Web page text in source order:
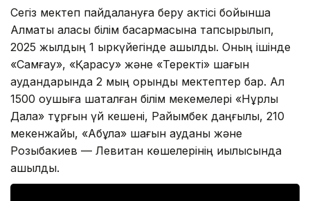
Сегіз мектеп пайдалануға беру актісі бойынша
Алматы қаласы білім басқармасына тапсырылып,
2025 жылдың 1 қыркүйегінде ашылды. Оның ішінде
«Самғау», «Қарасу» және «Теректі» шағын
аудандарында 2 мың орындық мектептер бар. Ал
1500 оқушыға шақталған білім мекемелері «Нұрлы
Дала» тұрғын үй кешені, Райымбек даңғылы, 210
мекенжайы, «Ақбұлақ» шағын ауданы және
Розыбакиев — Левитан көшелерінің қиылысында
ашылды.